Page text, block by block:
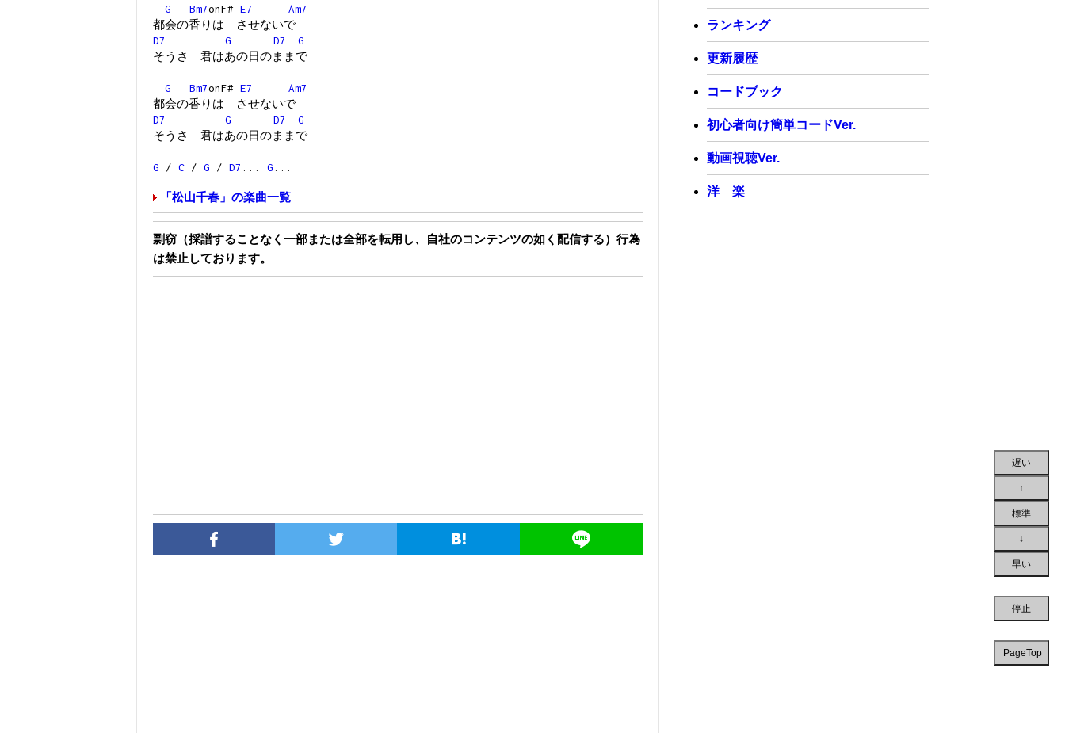
G Bm7onF# E7
Am7
都会の香りは させないで
D7
G D7
G
そうさ 君はあの日のままで
G Bm7onF# E7
Am7
都会の香りは させないで
D7
G D7
G
そうさ 君はあの日のままで
G / C / G / D7 ... G ...
「松山千春」の楽曲一覧
剽窃（採譜することなく一部または全部を転用し、自社のコンテンツの如く配信する）行為
は禁止しております。
ランキング
更新履歴
コードブック
初心者向け簡単コードVer.
動画視聴Ver.
洋 楽